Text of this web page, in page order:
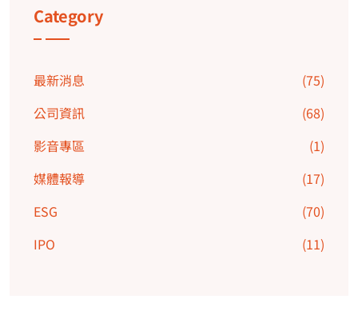
Category
最新消息
(75)
公司資訊
(68)
影音專區
(1)
媒體報導
(17)
ESG
(70)
IPO
(11)